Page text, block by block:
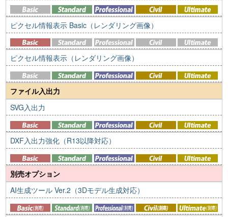
ピクセル情報表示 Basic（レンダリング画像）
ピクセル情報表示（レンダリング画像）
ファイル入出力
SVG入出力
DXF入出力強化（R13以降対応）
別売オプション
AI生成ツール Ver.2（3Dモデル生成対応）